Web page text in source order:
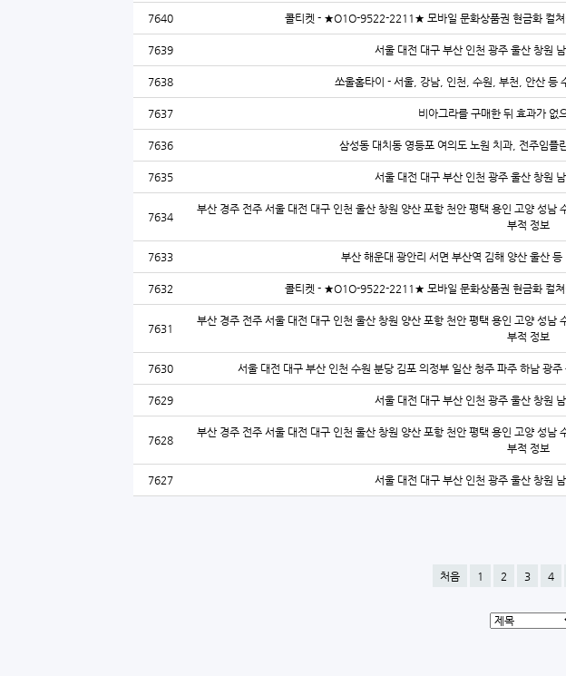
7640 콜티켓 - ★O1O-9522-2211★ 모바일 문화상품권 현금화 컬쳐
7639 서울 대전 대구 부산 인천 광주 울산 창원
7638 쏘울홈타이 - 서울, 강남, 인천, 수원, 부천, 안산 등
7637 비아그라를 구매한 뒤 효과가 없
7636 삼성동 대치동 영등포 여의도 노원 치과, 전주임플
7635 서울 대전 대구 부산 인천 광주 울산 창원
7634
부산 경주 전주 서울 대전 대구 인천 울산 창원 양산 포항 천안 평택 용인 고양 성
부적 정보
7633 부산 해운대 광안리 서면 부산역 김해 양산 울산
7632 콜티켓 - ★O1O-9522-2211★ 모바일 문화상품권 현금화 컬쳐
7631
부산 경주 전주 서울 대전 대구 인천 울산 창원 양산 포항 천안 평택 용인 고양 성
부적 정보
7630 서울 대전 대구 부산 인천 수원 분당 김포 의정부 일산 청주 파주 하남 광
7629 서울 대전 대구 부산 인천 광주 울산 창원
7628
부산 경주 전주 서울 대전 대구 인천 울산 창원 양산 포항 천안 평택 용인 고양 성
부적 정보
7627 서울 대전 대구 부산 인천 광주 울산 창원
처음 1 2 3 4